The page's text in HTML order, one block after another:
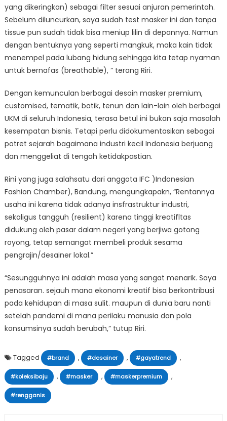
yang dikeringkan) sebagai filter sesuai anjuran pemerintah.
Sebelum diluncurkan, saya sudah test masker ini dan tanpa
tissue pun sudah tidak bisa meniup lilin di depannya. Namun
dengan bentuknya yang seperti mangkuk, maka kain tidak
menempel pada lubang hidung sehingga kita tetap nyaman
untuk bernafas (breathable), ” terang Riri.
Dengan kemunculan berbagai desain masker premium,
customised, tematik, batik, tenun dan lain-lain oleh berbagai
UKM di seluruh Indonesia, terasa betul ini bukan saja masalah
kesempatan bisnis. Tetapi perlu didokumentasikan sebagai
potret sejarah bagaimana industri kecil Indonesia berjuang
dan menggeliat di tengah ketidakpastian.
Rini yang juga salahsatu dari anggota IFC )Indonesian
Fashion Chamber), Bandung, mengungkapakn, “Rentannya
usaha ini karena tidak adanya insfrastruktur industri,
sekaligus tangguh (resilient) karena tinggi kreatifltas
didukung oleh pasar dalam negeri yang berjiwa gotong
royong, tetap semangat membeli produk sesama
pengrajin/desainer lokal.”
“Sesungguhnya ini adalah masa yang sangat menarik. Saya
penasaran. sejauh mana ekonomi kreatif bisa berkontribusi
pada kehidupan di masa sulit. maupun di dunia baru nanti
setelah pandemi di mana perilaku manusia dan pola
konsumsinya sudah berubah,” tutup Riri.
Tagged #brand , #desainer , #gayatrend ,
#koleksibaju , #masker , #maskerpremium ,
#rengganis